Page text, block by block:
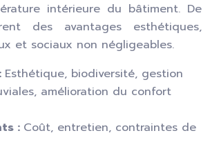
intérieure du bâtiment. De
des avantages esthétiques,
et sociaux non négligeables.
Esthétique, biodiversité, gestion
amélioration du confort
: Coût, entretien, contraintes de